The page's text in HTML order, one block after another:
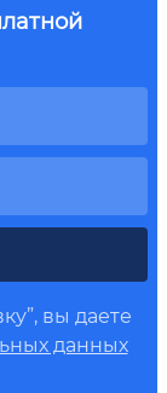
вы даете
данных